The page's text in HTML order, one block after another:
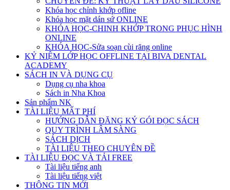
Khóa học chỉnh khớp ofline
Khóa học mặt dán sứ ONLINE
KHÓA HỌC-CHINH KHỚP TRONG PHỤC HÌNH
ONLINE
KHÓA HỌC-Sửa soạn cùi răng online
KỶ NIỆM LỚP HỌC OFFLINE TẠI BIVA DENTAL
ACADEMY
SÁCH IN VÀ DỤNG CỤ
Dụng cụ nha khoa
Sách in Nha Khoa
Sản phẩm NK
TÀI LIỆU MẤT PHÍ
HƯỚNG DẪN ĐĂNG KÝ GÓI ĐỌC SÁCH
QUY TRÌNH LÂM SÀNG
SÁCH DỊCH
TÀI LIỆU THEO CHUYÊN ĐỀ
TÀI LIỆU ĐỌC VÀ TẢI FREE
Tài liệu tiếng anh
Tài liệu tiếng việt
THÔNG TIN MỚI